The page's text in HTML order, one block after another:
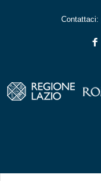
Contattaci: